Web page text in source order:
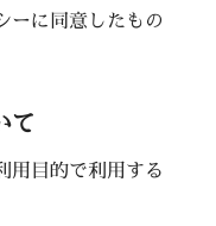
ーに同意したもの
て
用目的で利用する